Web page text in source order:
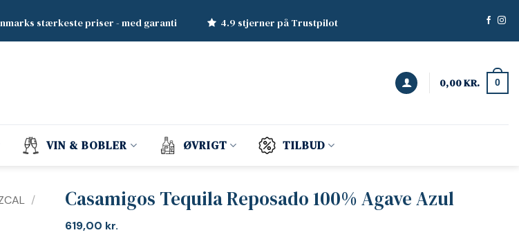
stærkeste priser - med garanti 4.9 stjerner på Trustpilot
0,00KR. 0
VIN & BOBLER ØVRIGT TILBUD
/
Casamigos Tequila Reposado 100% Agave Azul
619,00 kr.